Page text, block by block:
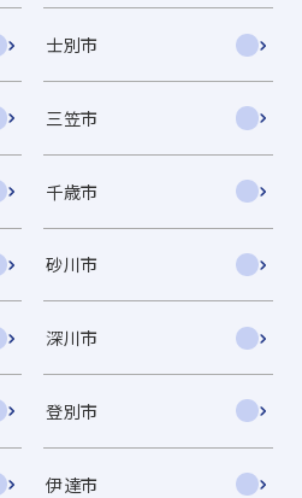
士別市
三笠市
千歳市
砂川市
深川市
登別市
伊達市